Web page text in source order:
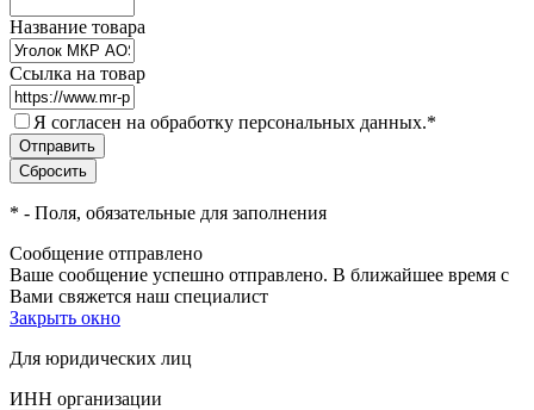
Название товара
Ссылка на товар
Я согласен на обработку персональных данных.*
* - Поля, обязательные для заполнения
Сообщение отправлено
Ваше сообщение успешно отправлено. В ближайшее время с
Вами свяжется наш специалист
Закрыть окно
Для юридических лиц
ИНН организации